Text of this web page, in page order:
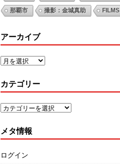
那覇市 撮影：金城真助 FILMS
アーカイブ
カテゴリー
メタ情報
ログイン